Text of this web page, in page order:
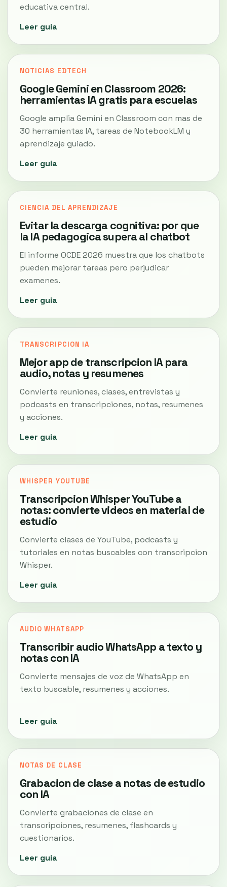
educativa central.
Leer guia
NOTICIAS EDTECH
Google Gemini en Classroom 2026:
herramientas IA gratis para escuelas
Google amplia Gemini en Classroom con mas de
30 herramientas IA, tareas de NotebookLM y
aprendizaje guiado.
Leer guia
CIENCIA DEL APRENDIZAJE
Evitar la descarga cognitiva: por que
la IA pedagogica supera al chatbot
El informe OCDE 2026 muestra que los chatbots
pueden mejorar tareas pero perjudicar
examenes.
Leer guia
TRANSCRIPCION IA
Mejor app de transcripcion IA para
audio, notas y resumenes
Convierte reuniones, clases, entrevistas y
podcasts en transcripciones, notas, resumenes
y acciones.
Leer guia
WHISPER YOUTUBE
Transcripcion Whisper YouTube a
notas: convierte videos en material de
estudio
Convierte clases de YouTube, podcasts y
tutoriales en notas buscables con transcripcion
Whisper.
Leer guia
AUDIO WHATSAPP
Transcribir audio WhatsApp a texto y
notas con IA
Convierte mensajes de voz de WhatsApp en
texto buscable, resumenes y acciones.
Leer guia
NOTAS DE CLASE
Grabacion de clase a notas de estudio
con IA
Convierte grabaciones de clase en
transcripciones, resumenes, flashcards y
cuestionarios.
Leer guia